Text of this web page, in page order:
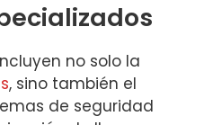
no solo la
, sino también el
de seguridad